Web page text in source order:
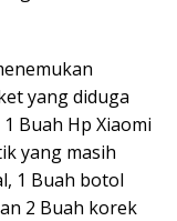
yang diduga
Buah Hp Xiaomi
yang masih
1 Buah botol
2 Buah korek